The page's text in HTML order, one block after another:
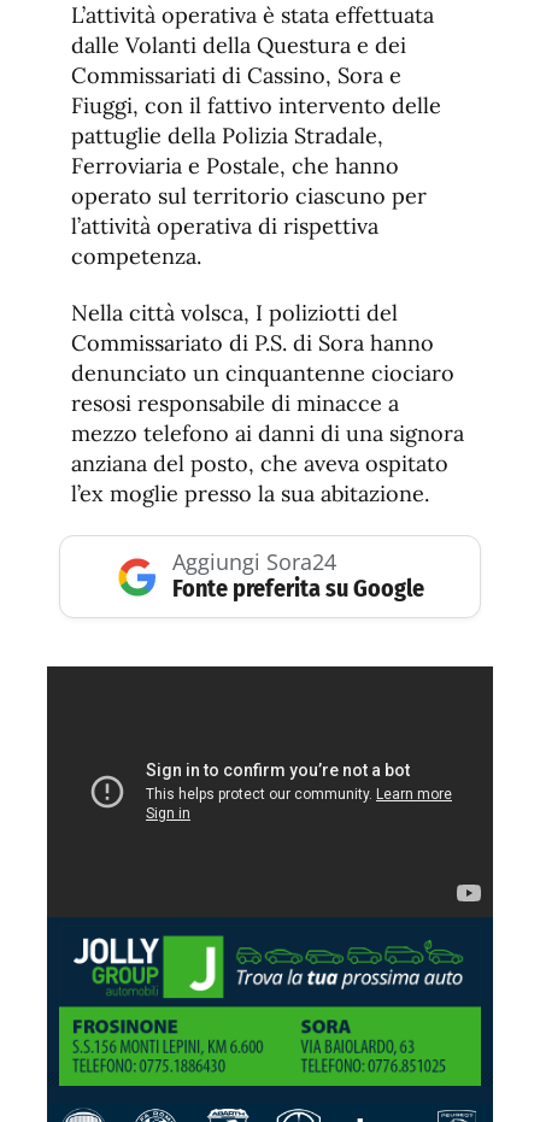
L’attività operativa è stata effettuata
dalle Volanti della Questura e dei
Commissariati di Cassino, Sora e
Fiuggi, con il fattivo intervento delle
pattuglie della Polizia Stradale,
Ferroviaria e Postale, che hanno
operato sul territorio ciascuno per
l’attività operativa di rispettiva
competenza.
Nella città volsca, I poliziotti del
Commissariato di P.S. di Sora hanno
denunciato un cinquantenne ciociaro
resosi responsabile di minacce a
mezzo telefono ai danni di una signora
anziana del posto, che aveva ospitato
l’ex moglie presso la sua abitazione.
Aggiungi Sora24
Fonte preferita su Google